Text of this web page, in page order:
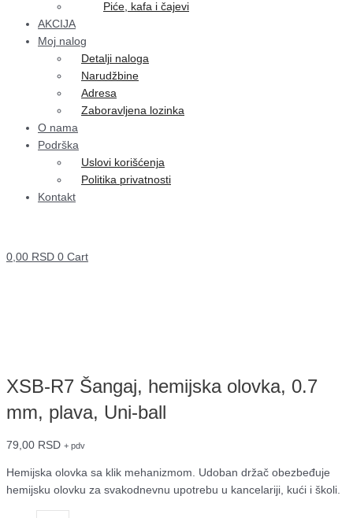
Piće, kafa i čajevi
AKCIJA
Moj nalog
Detalji naloga
Narudžbine
Adresa
Zaboravljena lozinka
O nama
Podrška
Uslovi korišćenja
Politika privatnosti
Kontakt
0,00 RSD 0 Cart
XSB-R7 Šangaj, hemijska olovka, 0.7
mm, plava, Uni-ball
79,00 RSD + pdv
Hemijska olovka sa klik mehanizmom. Udoban držač obezbeđuje
hemijsku olovku za svakodnevnu upotrebu u kancelariji, kući i školi.